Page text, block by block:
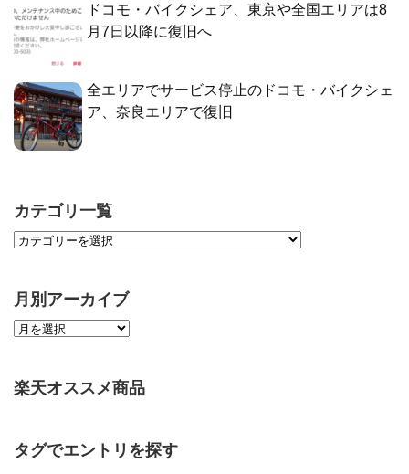
ドコモ・バイクシェア、東京や全国エリアは8
月7日以降に復旧へ
全エリアでサービス停止のドコモ・バイクシェ
ア、奈良エリアで復旧
カテゴリ一覧
月別アーカイブ
楽天オススメ商品
タグでエントリを探す